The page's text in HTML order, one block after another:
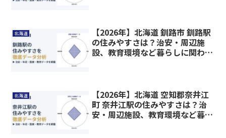
北海道
【2026年】北海道 釧路市 釧路駅
の住みやすさは？治安・周辺施
設、教育環境など暮らしに関わる
北海道
【2026年】北海道 空知郡奈井江
町 奈井江駅の住みやすさは？治
安・周辺施設、教育環境など暮ら